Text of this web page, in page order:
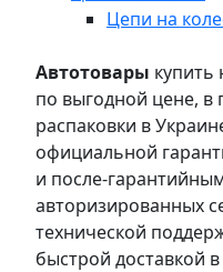
Цепи на
Автотовары
по выгодной цене, в
распаковки в
официальной
и после-
авторизированных
технической
быстрой доставкой